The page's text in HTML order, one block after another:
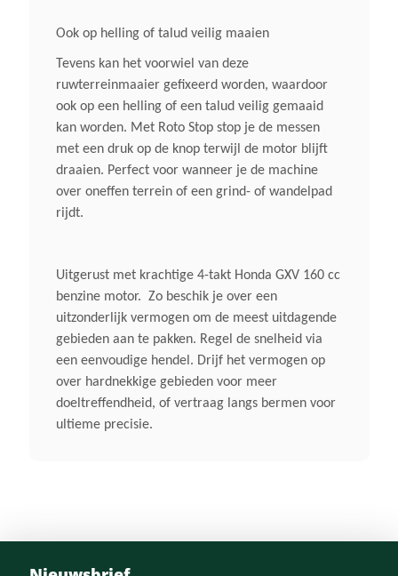
Ook op helling of talud veilig maaien
Tevens kan het voorwiel van deze
ruwterreinmaaier gefixeerd worden, waardoor
ook op een helling of een talud veilig gemaaid
kan worden. Met Roto Stop stop je de messen
met een druk op de knop terwijl de motor blijft
draaien. Perfect voor wanneer je de machine
over oneffen terrein of een grind- of wandelpad
rijdt.
Uitgerust met krachtige 4-takt Honda GXV 160 cc
benzine motor. Zo beschik je over een
uitzonderlijk vermogen om de meest uitdagende
gebieden aan te pakken. Regel de snelheid via
een eenvoudige hendel. Drijf het vermogen op
over hardnekkige gebieden voor meer
doeltreffendheid, of vertraag langs bermen voor
ultieme precisie.
Maaihoogte Instelling
4 Hendels, 6 Standen, 15-75 Mm
Inhoud Grasvangzak
Geen
Mulchkit
Start
Gemakkelijk Via Startkoord
Wielaandrijving
2-Versnellingen Met Cardan-
Aandrijving